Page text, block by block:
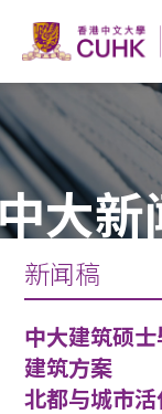
大新
新闻稿
中大建筑硕
建筑方案
北都与城市活